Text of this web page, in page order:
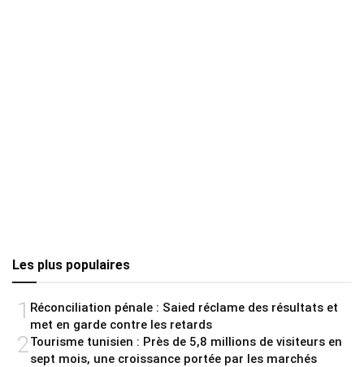
Les plus populaires
1 Réconciliation pénale : Saied réclame des résultats et
met en garde contre les retards
2 Tourisme tunisien : Près de 5,8 millions de visiteurs en
sept mois, une croissance portée par les marchés